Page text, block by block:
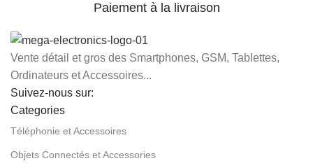
Paiement à la livraison
Vente détail et gros des Smartphones, GSM, Tablettes,
Ordinateurs et Accessoires...
Suivez-nous sur:
Categories
Téléphonie et Accessoires
Objets Connectés et Accessories